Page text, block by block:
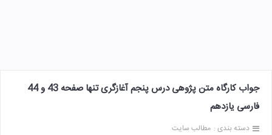
جواب کارگاه متن پژوهی درس پنجم آغازگری تنها صفحه 43 و 44
فارسی یازدهم
دسته بندی : مطالب سایت